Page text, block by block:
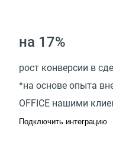
на 17%
рост конверсии в
*на основе опыта
OFFICE нашими
Подключить интеграцию